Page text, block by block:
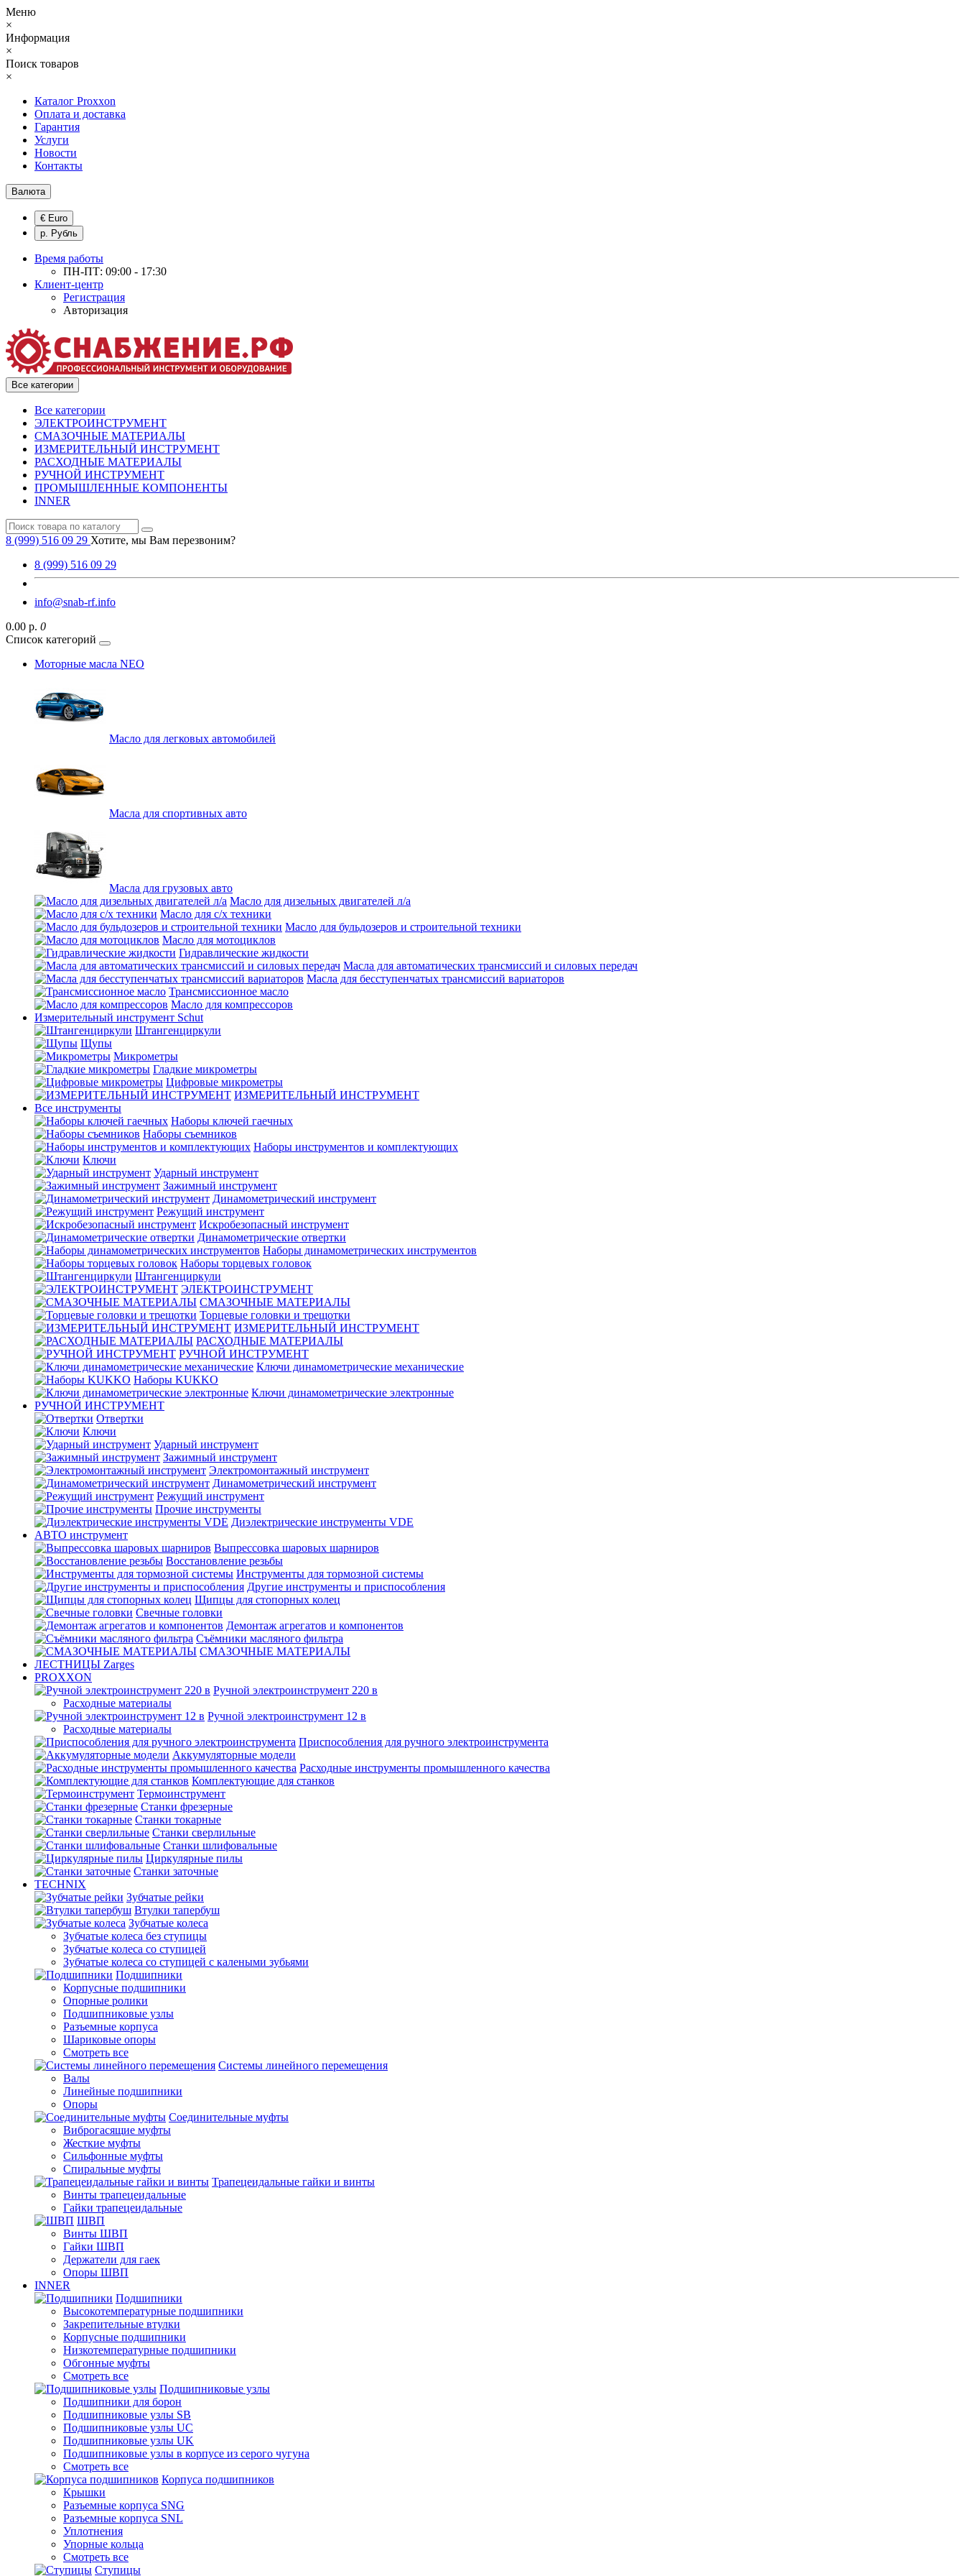
Меню
×
Информация
×
Поиск товаров
×
Каталог Proxxon
Оплата и доставка
Гарантия
Услуги
Новости
Контакты
Валюта
€ Euro
р. Рубль
Время работы
ПН-ПТ: 09:00 - 17:30
Клиент-центр
Регистрация
Авторизация
Все категории
Все категории
ЭЛЕКТРОИНСТРУМЕНТ
СМАЗОЧНЫЕ МАТЕРИАЛЫ
ИЗМЕРИТЕЛЬНЫЙ ИНСТРУМЕНТ
РАСХОДНЫЕ МАТЕРИАЛЫ
РУЧНОЙ ИНСТРУМЕНТ
ПРОМЫШЛЕННЫЕ КОМПОНЕНТЫ
INNER
8 (999) 516 09 29 Хотите, мы Вам перезвоним?
8 (999) 516 09 29
info@snab-rf.info
0.00 р. 0
Список категорий
Моторные масла NEO
Масло для легковых автомобилей
Масла для спортивных авто
Масла для грузовых авто
Масло для дизельных двигателей л/а
Масло для с/х техники
Масло для бульдозеров и строительной техники
Масло для мотоциклов
Гидравлические жидкости
Масла для автоматических трансмиссий и силовых передач
Масла для бесступенчатых трансмиссий вариаторов
Трансмиссионное масло
Масло для компрессоров
Измерительный инструмент Schut
Штангенциркули
Щупы
Микрометры
Гладкие микрометры
Цифровые микрометры
ИЗМЕРИТЕЛЬНЫЙ ИНСТРУМЕНТ
Все инструменты
Наборы ключей гаечных
Наборы съемников
Наборы инструментов и комплектующих
Ключи
Ударный инструмент
Зажимный инструмент
Динамометрический инструмент
Режущий инструмент
Искробезопасный инструмент
Динамометрические отвертки
Наборы динамометрических инструментов
Наборы торцевых головок
Штангенциркули
ЭЛЕКТРОИНСТРУМЕНТ
СМАЗОЧНЫЕ МАТЕРИАЛЫ
Торцевые головки и трещотки
ИЗМЕРИТЕЛЬНЫЙ ИНСТРУМЕНТ
РАСХОДНЫЕ МАТЕРИАЛЫ
РУЧНОЙ ИНСТРУМЕНТ
Ключи динамометрические механические
Наборы KUKKO
Ключи динамометрические электронные
РУЧНОЙ ИНСТРУМЕНТ
Отвертки
Ключи
Ударный инструмент
Зажимный инструмент
Электромонтажный инструмент
Динамометрический инструмент
Режущий инструмент
Прочие инструменты
Диэлектрические инструменты VDE
АВТО инструмент
Выпрессовка шаровых шарниров
Восстановление резьбы
Инструменты для тормозной системы
Другие инструменты и приспособления
Щипцы для стопорных колец
Свечные головки
Демонтаж агрегатов и компонентов
Съёмники масляного фильтра
СМАЗОЧНЫЕ МАТЕРИАЛЫ
ЛЕСТНИЦЫ Zarges
PROXXON
Ручной электроинструмент 220 в
Расходные материалы
Ручной электроинструмент 12 в
Расходные материалы
Приспособления для ручного электроинструмента
Аккумуляторные модели
Расходные инструменты промышленного качества
Комплектующие для станков
Термоинструмент
Станки фрезерные
Станки токарные
Станки сверлильные
Станки шлифовальные
Циркулярные пилы
Станки заточные
TECHNIX
Зубчатые рейки
Втулки тапербуш
Зубчатые колеса
Зубчатые колеса без ступицы
Зубчатые колеса со ступицей
Зубчатые колеса со ступицей с калеными зубьями
Подшипники
Корпусные подшипники
Опорные ролики
Подшипниковые узлы
Разъемные корпуса
Шариковые опоры
Смотреть все
Системы линейного перемещения
Валы
Линейные подшипники
Опоры
Соединительные муфты
Виброгасящие муфты
Жесткие муфты
Сильфонные муфты
Спиральные муфты
Трапецеидальные гайки и винты
Винты трапецеидальные
Гайки трапецеидальные
ШВП
Винты ШВП
Гайки ШВП
Держатели для гаек
Опоры ШВП
INNER
Подшипники
Высокотемпературные подшипники
Закрепительные втулки
Корпусные подшипники
Низкотемпературные подшипники
Обгонные муфты
Смотреть все
Подшипниковые узлы
Подшипники для борон
Подшипниковые узлы SB
Подшипниковые узлы UC
Подшипниковые узлы UK
Подшипниковые узлы в корпусе из серого чугуна
Смотреть все
Корпуса подшипников
Крышки
Разъемные корпуса SNG
Разъемные корпуса SNL
Уплотнения
Упорные кольца
Смотреть все
Ступицы